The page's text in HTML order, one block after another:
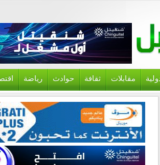
مقابلات ثقافة حوادث رياضة